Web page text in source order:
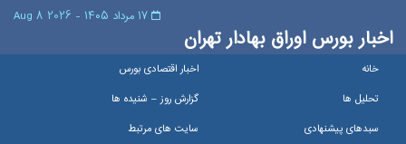
اخبار بورس اوراق بهادار تهران
خانه
اخبار اقتصادی بورس
تحلیل ها
گزارش روز – شنيده ها
سبدهای پیشنهادی
سایت های مرتبط